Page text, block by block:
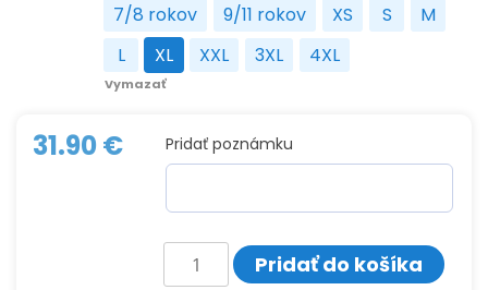
7/8 rokov
7/8 rokov9/11 rokov
9/11 rokovXS
XS S
S M
M
LL XL
XL XXL
XXL 3XL
3XL 4XL
4XL
Vymazať
31.90€ Pridať poznámku
množstvo
Mikina
Pridať do košíka